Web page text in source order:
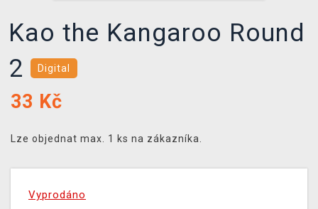
Kao the Kangaroo Round
2
Digital
33 Kč
Lze objednat max. 1 ks na zákazníka.
Vyprodáno